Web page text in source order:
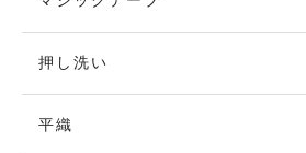
押し洗い
平織